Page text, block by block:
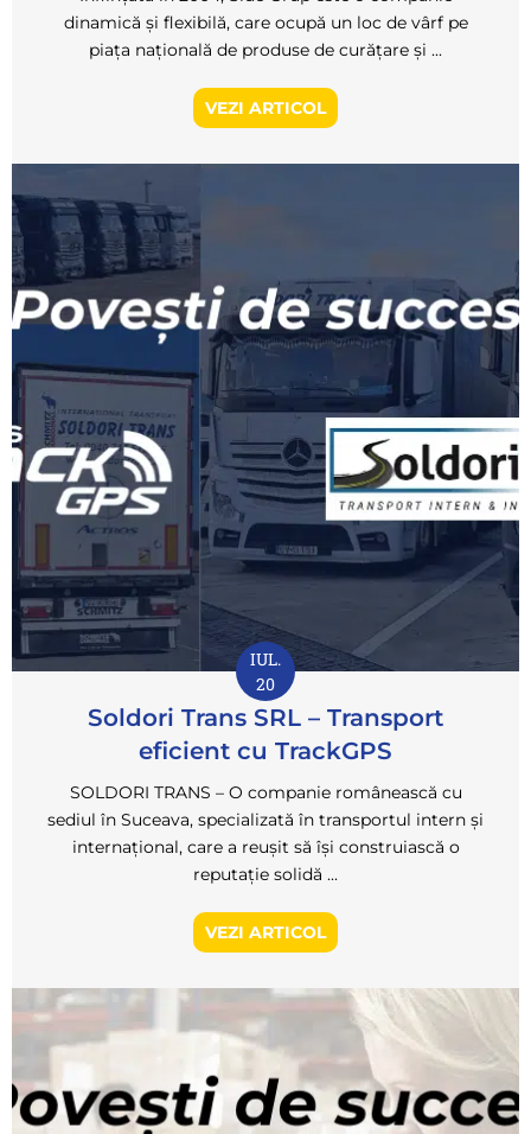
dinamică și flexibilă, care ocupă un loc de vârf pe
piața națională de produse de curățare și ...
VEZI ARTICOL
IUL.
20
Soldori Trans SRL – Transport
eficient cu TrackGPS
SOLDORI TRANS – O companie românească cu
sediul în Suceava, specializată în transportul intern și
internațional, care a reușit să își construiască o
reputație solidă ...
VEZI ARTICOL